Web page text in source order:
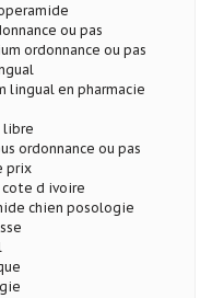
ou pas
ordonnance ou pas
lingual en pharmacie
libre
ordonnance ou pas
prix
d ivoire
chien posologie